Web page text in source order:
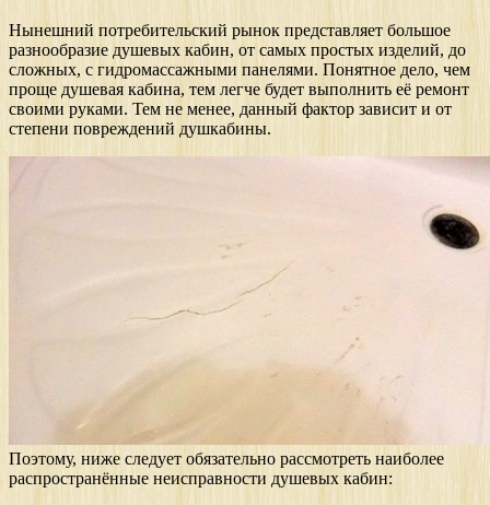
Нынешний потребительский рынок представляет большое
разнообразие душевых кабин, от самых простых изделий, до
сложных, с гидромассажными панелями. Понятное дело, чем
проще душевая кабина, тем легче будет выполнить её ремонт
своими руками. Тем не менее, данный фактор зависит и от
степени повреждений душкабины.
Поэтому, ниже следует обязательно рассмотреть наиболее
распространённые неисправности душевых кабин: